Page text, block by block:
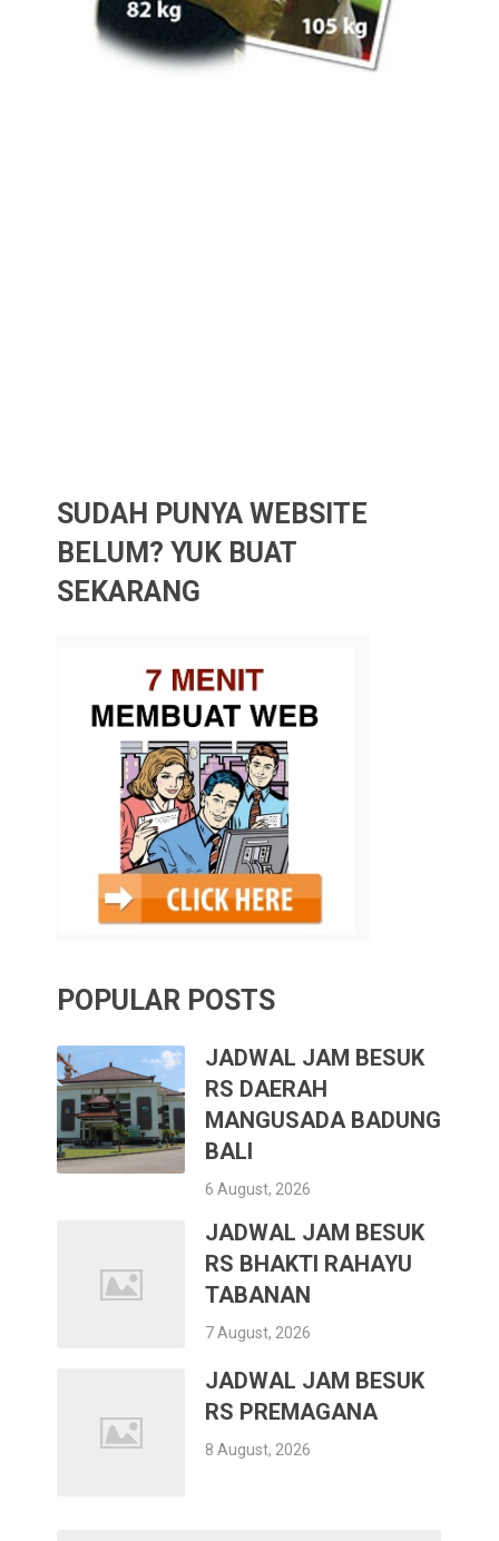
SUDAH PUNYA WEBSITE
BELUM? YUK BUAT
SEKARANG
POPULAR POSTS
JADWAL JAM BESUK
RS DAERAH
MANGUSADA BADUNG
BALI
6 August, 2026
JADWAL JAM BESUK
RS BHAKTI RAHAYU
TABANAN
7 August, 2026
JADWAL JAM BESUK
RS PREMAGANA
8 August, 2026